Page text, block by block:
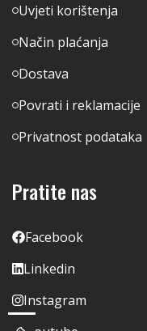
Uvjeti korištenja
Način plaćanja
Dostava
Povrati i reklamacije
Privatnost podataka
Pratite nas
Facebook
Linkedin
Instagram